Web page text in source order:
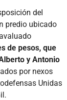
del
predio ubicado
de pesos, que
y Antonio
por nexos
Unidas